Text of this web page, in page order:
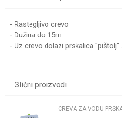
- Rastegljivo crevo
- Dužina do 15m
- Uz crevo dolazi prskalica "pištolj"
Slični proizvodi
CREVA ZA VODU